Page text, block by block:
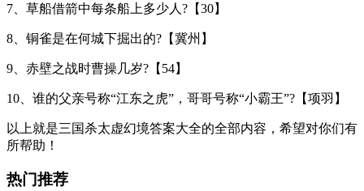
7、草船借箭中每条船上多少人?【30】
8、铜雀是在何城下掘出的?【冀州】
9、赤壁之战时曹操几岁?【54】
10、谁的父亲号称“江东之虎”，哥哥号称“小霸王”?【项羽】
以上就是三国杀太虚幻境答案大全的全部内容，希望对你们有
所帮助！
热门推荐